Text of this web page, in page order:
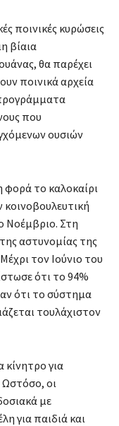
ποινικές κυρώσεις
βίαια
θα παρέχει
ποινικά αρχεία
που
ουσιών
φορά το καλοκαίρι
Νοέμβριο. Στη
αστυνομίας της
τον Ιούνιο του
ότι το 94%
ότι το σύστημα
τουλάχιστον
για
Ωστόσο, οι
με
για παιδιά και